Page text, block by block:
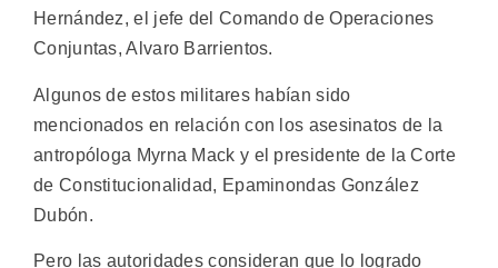
Hernández, el jefe del Comando de Operaciones
Conjuntas, Alvaro Barrientos.
Algunos de estos militares habían sido
mencionados en relación con los asesinatos de la
antropóloga Myrna Mack y el presidente de la Corte
de Constitucionalidad, Epaminondas González
Dubón.
Pero las autoridades consideran que lo logrado